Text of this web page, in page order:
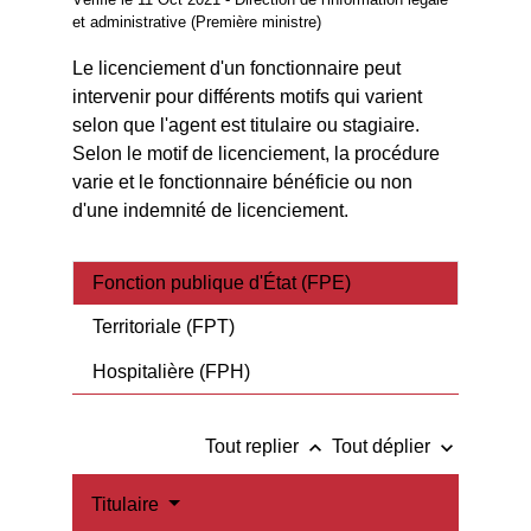
et administrative (Première ministre)
Le licenciement d'un fonctionnaire peut
intervenir pour différents motifs qui varient
selon que l'agent est titulaire ou stagiaire.
Selon le motif de licenciement, la procédure
varie et le fonctionnaire bénéficie ou non
d'une indemnité de licenciement.
Fonction publique d'État (FPE)
Territoriale (FPT)
Hospitalière (FPH)
Tout replier keyboard_arrow_up Tout déplier keyboard_arrow_down
Titulaire